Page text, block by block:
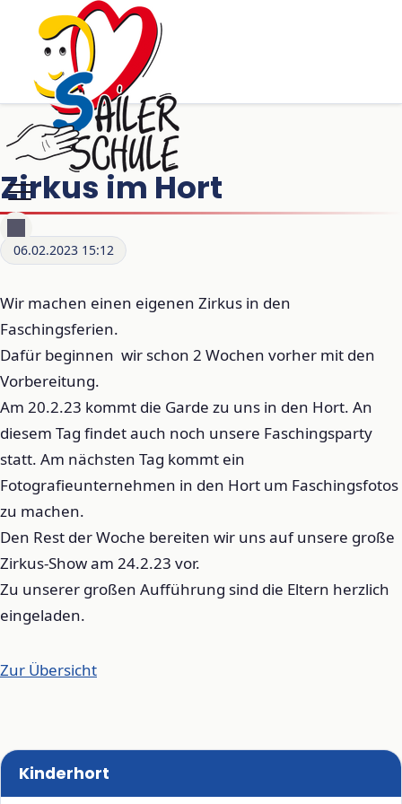
Zirkus im Hort
06.02.2023 15:12
Wir machen einen eigenen Zirkus in den
Faschingsferien.
Dafür beginnen wir schon 2 Wochen vorher mit den
Vorbereitung.
Am 20.2.23 kommt die Garde zu uns in den Hort. An
diesem Tag findet auch noch unsere Faschingsparty
statt. Am nächsten Tag kommt ein
Fotografieunternehmen in den Hort um Faschingsfotos
zu machen.
Den Rest der Woche bereiten wir uns auf unsere große
Zirkus-Show am 24.2.23 vor.
Zu unserer großen Aufführung sind die Eltern herzlich
eingeladen.
Zur Übersicht
Kinderhort